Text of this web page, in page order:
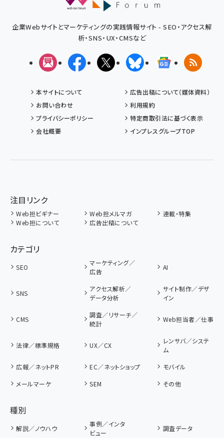
企業Webサイトとマーケティングの実践情報サイト - SEO・アクセス解
析・SNS・UX・CMSなど
メルマガFacebookX(エックス)BlueskyGoogleニュ
RSS
本サイトについて
広告出稿について（媒体資料）
お問い合わせ
利用規約
プライバシーポリシー
特定商取引法に基づく表示
会社概要
インプレスグループTOP
注目リンク
Web担ビギナー Web担メルマガ
連載・特集
Web担について
広告出稿について
カテゴリ
SEO
マーケティング／
広告
AI
SNS
アクセス解析／
データ分析
サイト制作／デザ
イン
CMS
調査／リサーチ／
統計
Web担当者／仕事
法律／標準規格 UX／CX
レンサバ／システ
ム
広報／ネットPR
EC／ネットショップ
モバイル
メールマーケ
SEM その他
種別
解説／ノウハウ
事例／インタ
ビュー
調査データ